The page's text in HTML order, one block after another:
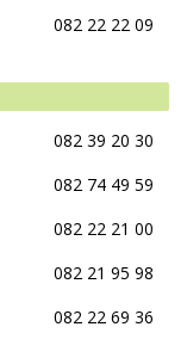
082 22 22 09
082 39 20 30
082 74 49 59
082 22 21 00
082 21 95 98
082 22 69 36